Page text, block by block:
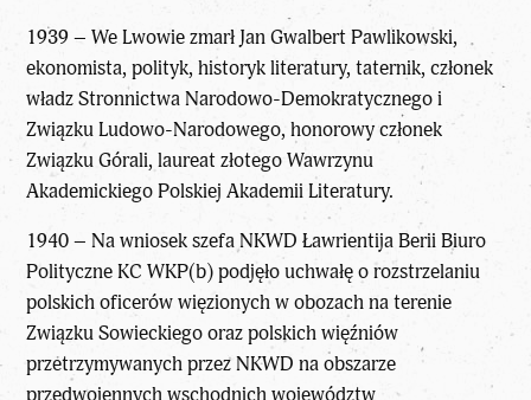
1939 – We Lwowie zmarł Jan Gwalbert Pawlikowski,
ekonomista, polityk, historyk literatury, taternik, członek
władz Stronnictwa Narodowo-Demokratycznego i
Związku Ludowo-Narodowego, honorowy członek
Związku Górali, laureat złotego Wawrzynu
Akademickiego Polskiej Akademii Literatury.
1940 – Na wniosek szefa NKWD Ławrientija Berii Biuro
Polityczne KC WKP(b) podjęło uchwałę o rozstrzelaniu
polskich oficerów więzionych w obozach na terenie
Związku Sowieckiego oraz polskich więźniów
przetrzymywanych przez NKWD na obszarze